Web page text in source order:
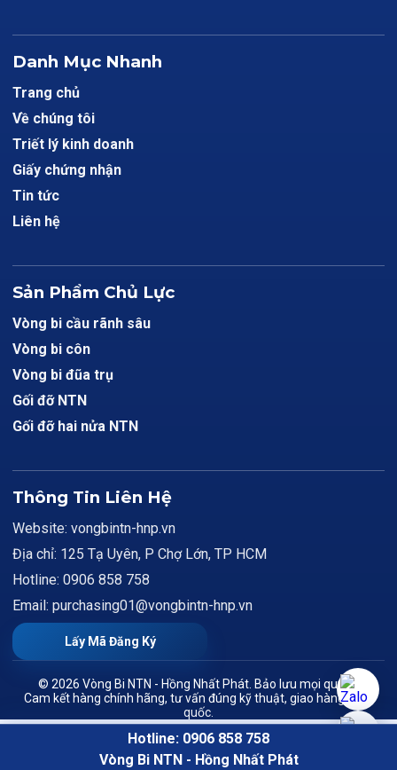
Hotline: 0906 858 758
Vòng Bi NTN - Hồng Nhất Phát
Danh Mục Nhanh
Trang chủ
Về chúng tôi
Triết lý kinh doanh
Giấy chứng nhận
Tin tức
Liên hệ
Sản Phẩm Chủ Lực
Vòng bi cầu rãnh sâu
Vòng bi côn
Vòng bi đũa trụ
Gối đỡ NTN
Gối đỡ hai nửa NTN
Thông Tin Liên Hệ
Website: vongbintn-hnp.vn
Địa chỉ: 125 Tạ Uyên, P Chợ Lớn, TP HCM
Hotline: 0906 858 758
Email: purchasing01@vongbintn-hnp.vn
Lấy Mã Đăng Ký
© 2026 Vòng Bi NTN - Hồng Nhất Phát. Bảo lưu mọi quyền.
Cam kết hàng chính hãng, tư vấn đúng kỹ thuật, giao hàng toàn
quốc.